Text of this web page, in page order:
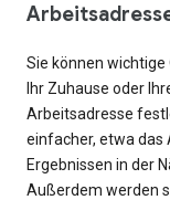
Sie können wichtige
Ihr Zuhause oder
Arbeitsadresse
einfacher, etwa das
Ergebnissen in der
Außerdem werden